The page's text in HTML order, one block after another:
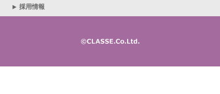
採用情報